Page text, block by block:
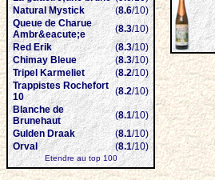
Natural Mystick
(8.6/10)
Queue de Charue
Ambr&eacute;e
(8.3/10)
Red Erik
(8.3/10)
Chimay Bleue
(8.3/10)
Tripel Karmeliet
(8.2/10)
Trappistes Rochefort
10
(8.2/10)
Blanche de
Brunehaut
(8.1/10)
Gulden Draak
(8.1/10)
Orval
(8.1/10)
Etendre au top 100